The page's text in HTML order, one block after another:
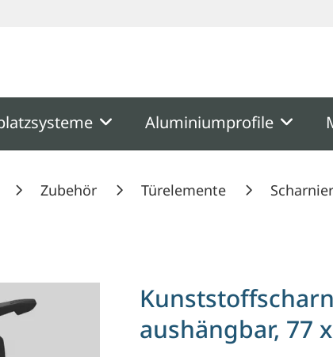
Aluminiumprofile
Zubehör Türelemente
aushängbar, 77